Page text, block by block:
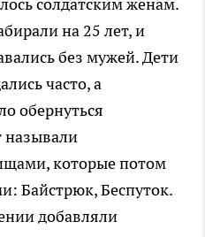
солдатским жёнам.
на 25 лет, и
без мужей. Дети
часто, а
обернуться
называли
которые потом
Байстрюк, Беспуток.
добавляли